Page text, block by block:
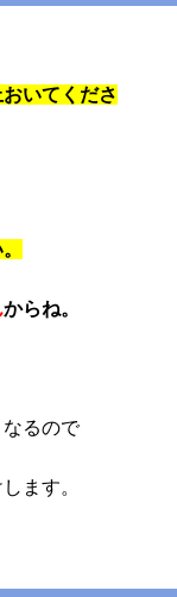
いてくださ
からね。
るので
ます。